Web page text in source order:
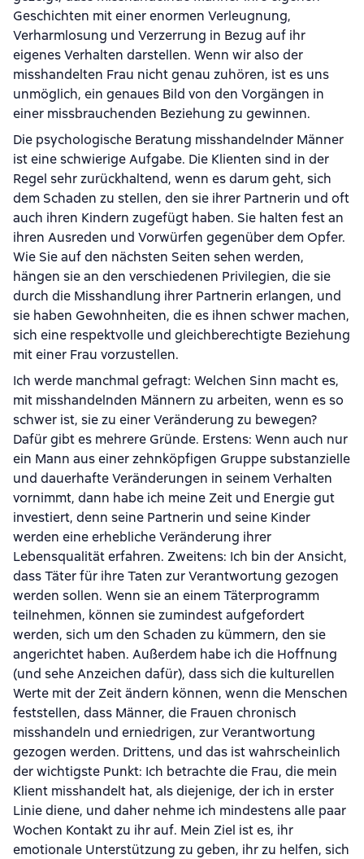
Geschichten mit einer enormen Verleugnung,
Verharmlosung und Verzerrung in Bezug auf ihr
eigenes Verhalten darstellen. Wenn wir also der
misshandelten Frau nicht genau zuhören, ist es uns
unmöglich, ein genaues Bild von den Vorgängen in
einer missbrauchenden Beziehung zu gewinnen.
Die psychologische Beratung misshandelnder Männer
ist eine schwierige Aufgabe. Die Klienten sind in der
Regel sehr zurückhaltend, wenn es darum geht, sich
dem Schaden zu stellen, den sie ihrer Partnerin und oft
auch ihren Kindern zugefügt haben. Sie halten fest an
ihren Ausreden und Vorwürfen gegenüber dem Opfer.
Wie Sie auf den nächsten Seiten sehen werden,
hängen sie an den verschiedenen Privilegien, die sie
durch die Misshandlung ihrer Partnerin erlangen, und
sie haben Gewohnheiten, die es ihnen schwer machen,
sich eine respektvolle und gleichberechtigte Beziehung
mit einer Frau vorzustellen.
Ich werde manchmal gefragt: Welchen Sinn macht es,
mit misshandelnden Männern zu arbeiten, wenn es so
schwer ist, sie zu einer Veränderung zu bewegen?
Dafür gibt es mehrere Gründe. Erstens: Wenn auch nur
ein Mann aus einer zehnköpfigen Gruppe substanzielle
und dauerhafte Veränderungen in seinem Verhalten
vornimmt, dann habe ich meine Zeit und Energie gut
investiert, denn seine Partnerin und seine Kinder
werden eine erhebliche Veränderung ihrer
Lebensqualität erfahren. Zweitens: Ich bin der Ansicht,
dass Täter für ihre Taten zur Verantwortung gezogen
werden sollen. Wenn sie an einem Täterprogramm
teilnehmen, können sie zumindest aufgefordert
werden, sich um den Schaden zu kümmern, den sie
angerichtet haben. Außerdem habe ich die Hoffnung
(und sehe Anzeichen dafür), dass sich die kulturellen
Werte mit der Zeit ändern können, wenn die Menschen
feststellen, dass Männer, die Frauen chronisch
misshandeln und erniedrigen, zur Verantwortung
gezogen werden. Drittens, und das ist wahrscheinlich
der wichtigste Punkt: Ich betrachte die Frau, die mein
Klient misshandelt hat, als diejenige, der ich in erster
Linie diene, und daher nehme ich mindestens alle paar
Wochen Kontakt zu ihr auf. Mein Ziel ist es, ihr
emotionale Unterstützung zu geben, ihr zu helfen, sich